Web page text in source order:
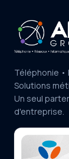
Téléphonie •
Solutions
Un seul
d'entreprise.